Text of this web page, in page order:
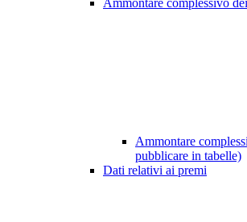
Ammontare complessivo
Ammontare
pubblicare in tabelle)
Dati relativi ai premi